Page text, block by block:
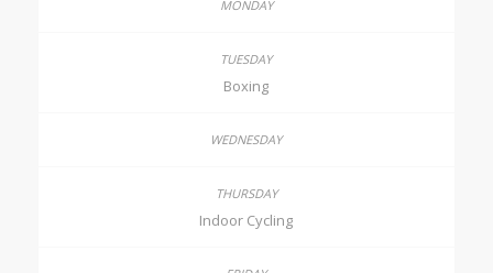
Boxing
Indoor Cycling